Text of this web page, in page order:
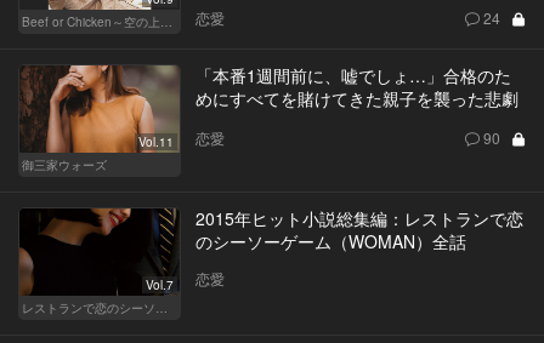
恋愛 24
Vol.11
御三家ウォーズ
「本番1週間前に、嘘でしょ…」合格のた
めにすべてを賭けてきた親子を襲った悲劇
恋愛 90
Vol.7
2015年ヒット小説総集編：レストランで恋
のシーソーゲーム（WOMAN）全話
恋愛